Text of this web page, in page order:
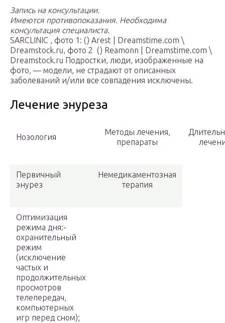
Запись на консультации.
Имеются противопоказания. Необходима
консультация специалиста.
SARCLINIC , фото 1: () Arest | Dreamstime.com \
Dreamstock.ru, фото 2 () Reamonn | Dreamstime.com \
Dreamstock.ru Подростки, люди, изображенные на
фото, — модели, не страдают от описанных
заболеваний и/или все совпадения исключены.
Лечение энуреза
Нозо­логия
Методы лечения,
препараты
Пер­вичный
энурез
Немедикаментозная
терапия
Оптимизация
режима дня:-
охранительный
режим
(исключение
частых и
продолжительных
просмотров
телепередач,
компьютерных
игр перед сном);